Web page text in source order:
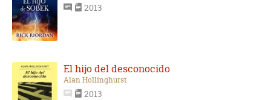
2013
El hijo del desconocido
Alan Hollinghurst
2013